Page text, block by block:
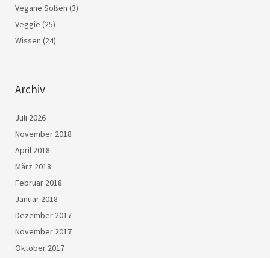
Vegane Soßen (3)
Veggie (25)
Wissen (24)
Archiv
Juli 2026
November 2018
April 2018
März 2018
Februar 2018
Januar 2018
Dezember 2017
November 2017
Oktober 2017